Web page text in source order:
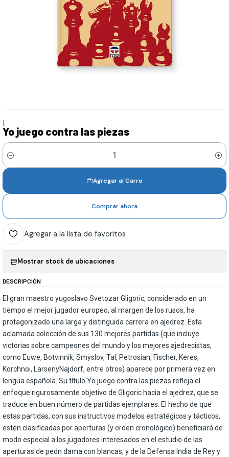
|
Yo juego contra las piezas
Cantidad
Agregar al Carro
Comprar ahora
Agregar a la lista de favoritos
Mostrar stock de ubicaciones
DESCRIPCIÓN
El gran maestro yugoslavo Svetozar Gligoric, considerado en un
tiempo el mejor jugador europeo, al margen de los rusos, ha
protagonizado una larga y distinguida carrera en ajedrez. Esta
aclamada colección de sus 130 mejores partidas (que incluye
victorias sobre campeones del mundo y los mejores ajedrecistas,
como Euwe, Botvinnik, Smyslov, Tal, Petrosian, Fischer, Keres,
Korchnoi, LarsenyNajdorf, entre otros) aparece por primera vez en
lengua española. Su título Yo juego contra las piezas refleja el
enfoque rigurosamente objetivo de Gligoric hacia el ajedrez, que se
traduce en buen número de partidas ejemplares. El hecho de que
estas partidas, con sus instructivos modelos estratégicos y tácticos,
estén clasificadas por aperturas (y orden cronológico) beneficiará de
modo especial a los jugadores interesados en el estudio de las
aperturas de peón dama con blancas, y de la Defensa India de Rey y